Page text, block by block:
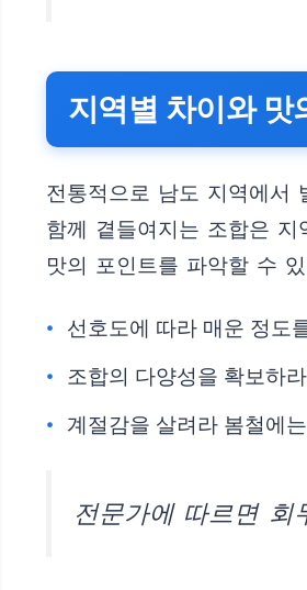
지역별 차이와 맛
전통적으로 남도 지역에서
함께 곁들여지는 조합은
맛의 포인트를 파악할 수
선호도에 따라 매운 정도
조합의 다양성을 확보하
계절감을 살려라 봄철에
전문가에 따르면 회